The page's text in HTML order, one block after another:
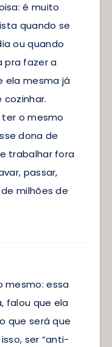
é muito
quando se
ou quando
pra fazer a
ela mesma já
cozinhar.
ter o mesmo
dona de
trabalhar fora
passar,
milhões de
mesmo: essa
falou que ela
que será que
ser “anti-